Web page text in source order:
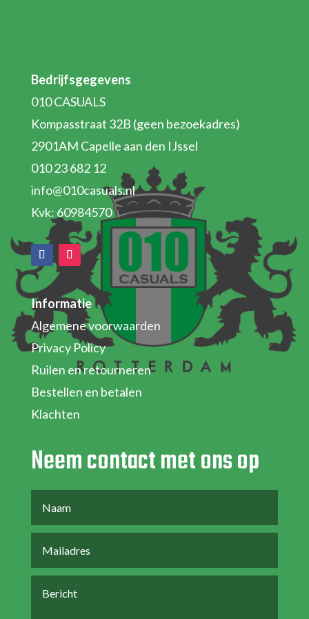
Bedrijfsgegevens
010 CASUALS
Kompasstraat 32B (geen bezoekadres)
2901AM Capelle aan den IJssel
010 23 682 12
info@010casuals.nl
Kvk: 60984570
Informatie
Algemene voorwaarden
Privacy Policy
Ruilen en retourneren
Bestellen en betalen
Klachten
Neem contact met ons op